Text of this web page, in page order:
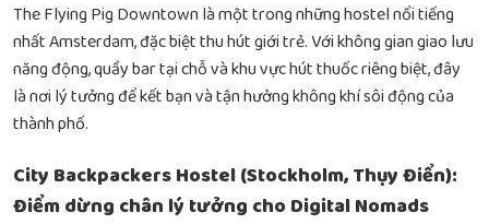
The Flying Pig Downtown là một trong những hostel nổi tiếng
nhất Amsterdam, đặc biệt thu hút giới trẻ. Với không gian giao lưu
năng động, quầy bar tại chỗ và khu vực hút thuốc riêng biệt, đây
là nơi lý tưởng để kết bạn và tận hưởng không khí sôi động của
thành phố.
City Backpackers Hostel (Stockholm, Thụy Điển):
Điểm dừng chân lý tưởng cho Digital Nomads